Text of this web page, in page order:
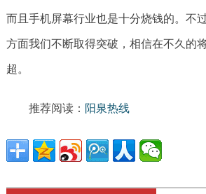
而且手机屏幕行业也是十分烧钱的。不
方面我们不断取得突破，相信在不久的
超。
推荐阅读： 阳泉热线